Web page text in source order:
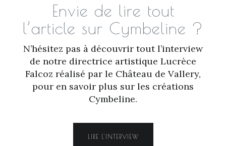
Envie de lire tout
l’article sur Cymbeline ?
N’hésitez pas à découvrir tout l’interview
de notre directrice artistique Lucrèce
Falcoz réalisé par le Château de Vallery,
pour en savoir plus sur les créations
Cymbeline.
LIRE L'INTERVIEW